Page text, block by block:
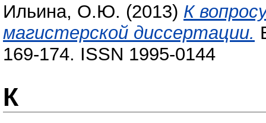
Ильина, О.Ю. (2013) К
магистерской диссертации.
169-174. ISSN 1995-0144
К